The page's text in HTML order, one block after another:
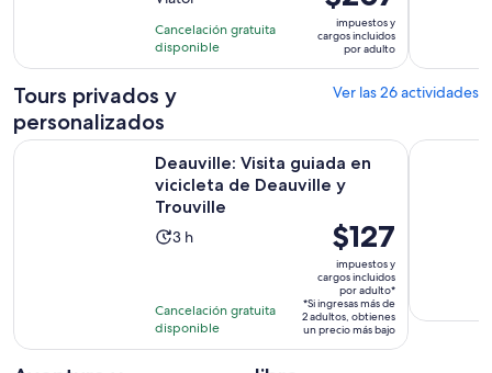
10
horas
con
163
opiniones
Cancelación gratuita
disponible
precio
es
por
impuestos y
cargos incluidos
por adulto
Tours privados y
personalizados
Ver las 26 actividades
Deauville: Visita guiada en
vicicleta de Deauville y
Trouville
La
3
horas
3 h
Cancelación gratuita
disponible
El
precio
es
de
$127.
por
$127
impuestos y
cargos incluidos
por adulto*
*Si ingresas más de
2 adultos, obtienes
un precio más bajo
Deauville: Visita guiada en vicicleta de Deauville y Trouville
Tour